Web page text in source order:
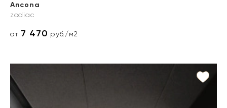
Ancona
zodiac
от 7 470 руб./м2